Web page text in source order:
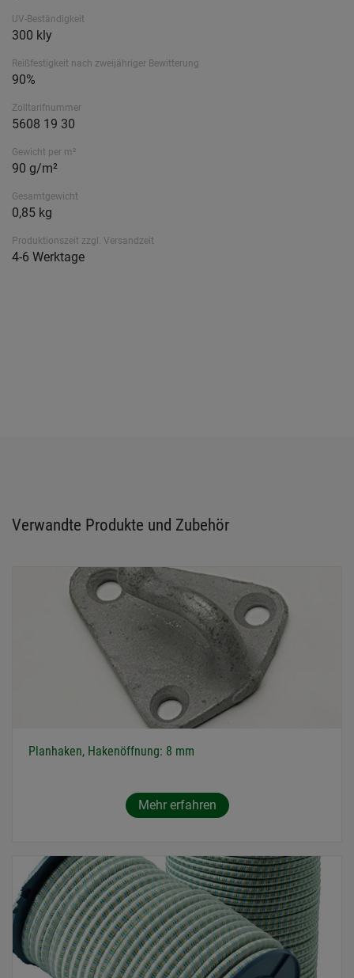
UV-Beständigkeit
300 kly
Reißfestigkeit nach zweijähriger Bewitterung
90%
Zolltarifnummer
5608 19 30
Gewicht per m²
90 g/m²
Gesamtgewicht
0,85 kg
Produktionszeit zzgl. Versandzeit
4-6 Werktage
Verwandte Produkte und Zubehör
Planhaken, Hakenöffnung: 8 mm
Mehr erfahren